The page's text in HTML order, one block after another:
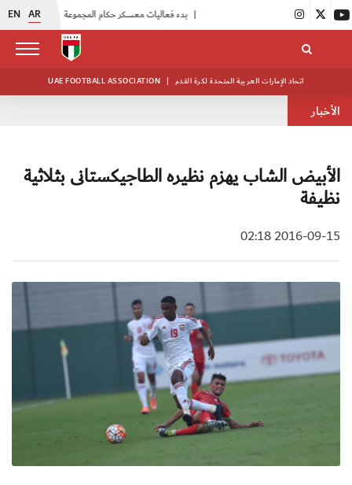
EN ARانطلاق منافسات بطولة النخبة لحرس الرئاسة
UAE FOOTBALL ASSOCIATION | اتحاد الإمارات العربية المتحدة لكرة القدم
الأخبار
الأبيض الشاب يهزم نظيره الطاجيكستانى بثلاثية
نظيفة
2016-09-15 02:18